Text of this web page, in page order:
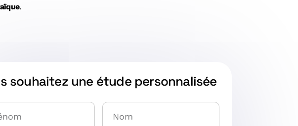
.
souhaitez une étude personnalisée